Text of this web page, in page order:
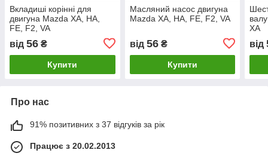
Вкладиші корінні для
двигуна Mazda XA, HA,
FE, F2, VA
від 56 ₴
Купити
Масляний насос двигуна
Mazda XA, HA, FE, F2, VA
від 56₴
Купити
XA
від
Про нас
91% позитивних з 37 відгуків за рік
Працює з 20.02.2013